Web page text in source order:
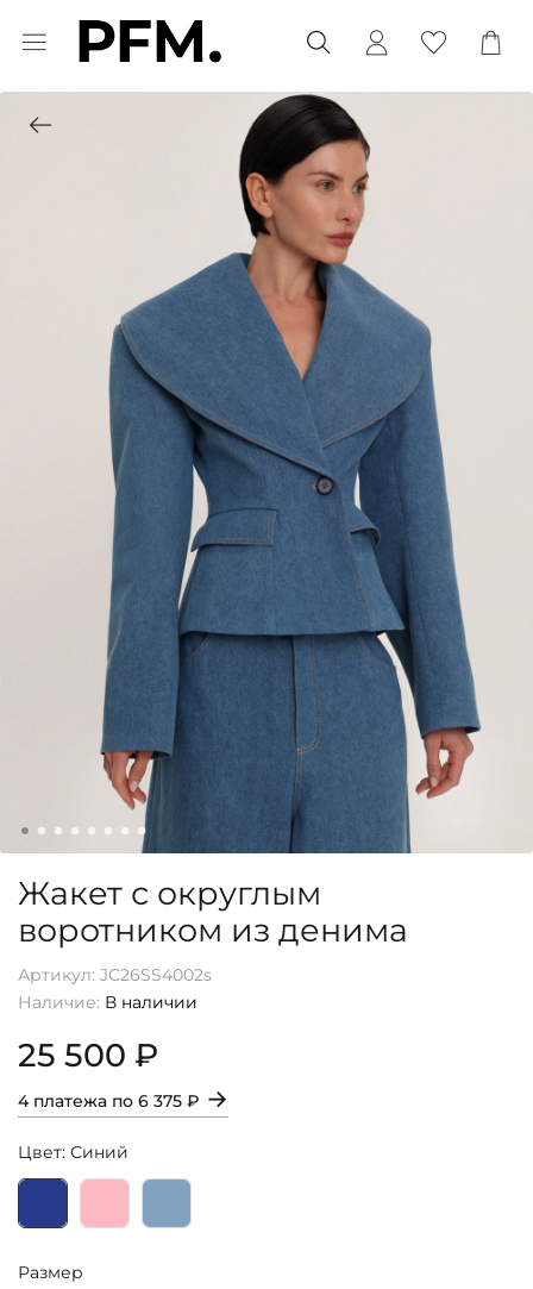
Жакет с округлым
воротником из денима
Артикул: JC26SS4002s
Наличие: В наличии
25 500 ₽
4 платежа по 6 375 ₽ →
Размер
Цвет: Синий